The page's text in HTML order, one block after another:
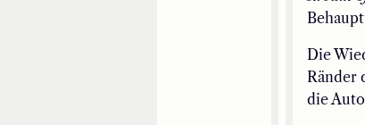
Die
Ränder
die